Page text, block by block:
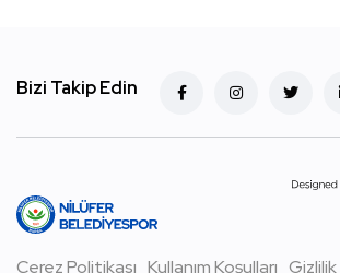
Bizi Takip Edin
Çerez Politikası Kullanım Koşulları Gizlilik